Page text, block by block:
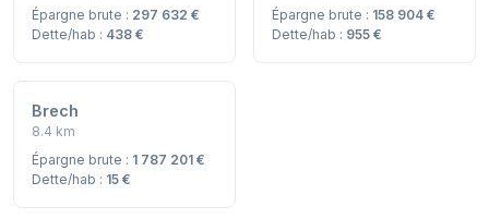
Épargne brute : 297 632 €
Dette/hab : 438 €
Épargne brute : 158 904 €
Dette/hab : 955 €
Brech
8.4 km
Épargne brute : 1 787 201 €
Dette/hab : 15 €